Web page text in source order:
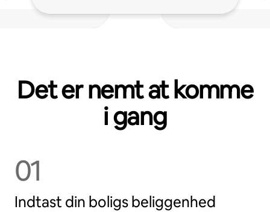
Det er nemt at komme
i gang
01
Indtast din boligs beliggenhed